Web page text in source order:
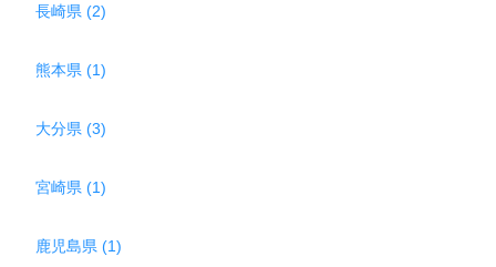
長崎県 (2)
熊本県 (1)
大分県 (3)
宮崎県 (1)
鹿児島県 (1)